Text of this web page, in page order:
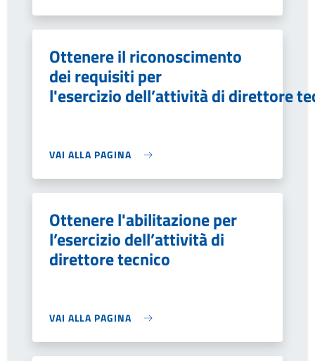
Ottenere il riconoscimento
dei requisiti per
l'esercizio dell’attività di direttore
VAI ALLA PAGINA
Ottenere l'abilitazione per
l’esercizio dell’attività di
direttore tecnico
VAI ALLA PAGINA